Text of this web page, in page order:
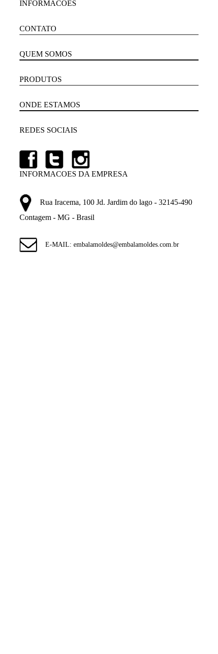
INFORMACOES
CONTATO
QUEM SOMOS
PRODUTOS
ONDE ESTAMOS
REDES SOCIAIS
INFORMACOES DA EMPRESA
Rua Iracema, 100 Jd. Jardim do lago - 32145-490
Contagem - MG - Brasil
E-MAIL: embalamoldes@embalamoldes.com.br